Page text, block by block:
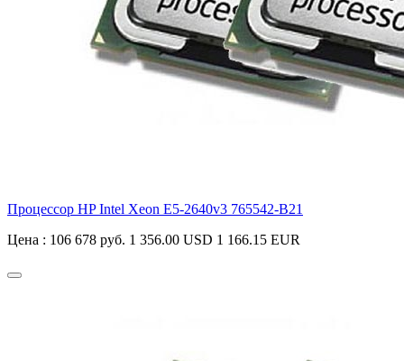
Процессор HP Intel Xeon E5-2640v3 765542-B21
Цена : 106 678 руб. 1 356.00 USD 1 166.15 EUR